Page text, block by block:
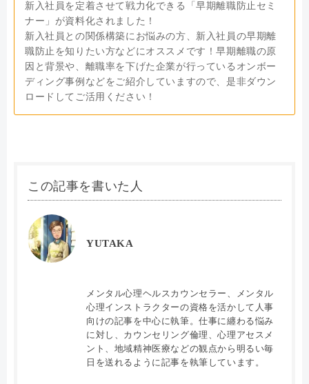
新入社員を定着させて戦力化できる「早期離職防止セミ
ナー」が資料化されました！
新入社員との関係構築にお悩みの方、新入社員の早期離
職防止を知りたい方などにオススメです！早期離職の原
因と背景や、離職率を下げた企業が行っているオンボー
ディング事例などをご紹介していますので、是非ダウン
ロードしてご活用ください！
この記事を書いた人
YUTAKA
メンタル心理ヘルスカウンセラー、メンタル
心理インストラクターの資格を活かして人事
向けの記事を中心に執筆。仕事に纏わる悩み
に対し、カウンセリング倫理、心理アセスメ
ント、地域精神医療などの観点から明るい毎
日を送れるように記事を執筆しています。